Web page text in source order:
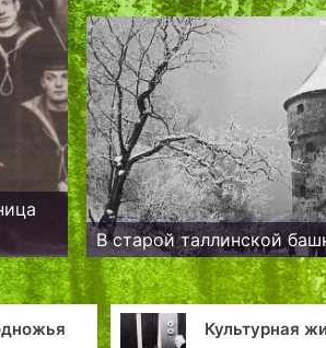
В старой таллинской
жизнь в